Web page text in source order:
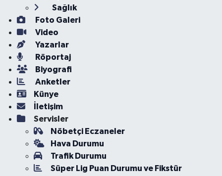
Sağlık
Foto Galeri
Video
Yazarlar
Röportaj
Biyografi
Anketler
Künye
İletişim
Servisler
Nöbetçi Eczaneler
Hava Durumu
Trafik Durumu
Süper Lig Puan Durumu ve Fikstür